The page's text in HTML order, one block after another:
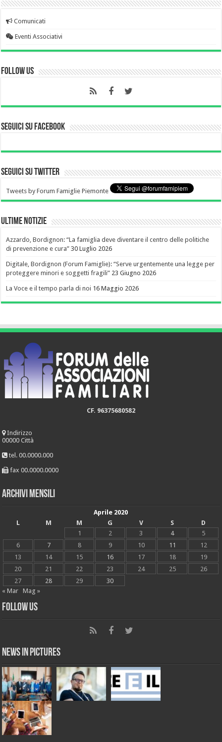
Comunicati
Eventi Associativi
Follow Us
Seguici su Facebook
Seguici su Twitter
Tweets by Forum Famiglie Piemonte
Ultime notizie
Azzardo, Bordignon: “La famiglia deve diventare il centro delle politiche
di prevenzione e cura” 30 Luglio 2026
Digitale, Bordignon (Forum Famiglie): “Serve urgentemente una legge per
proteggere minori e soggetti fragili” 23 Giugno 2026
La Voce e il tempo parla di noi 16 Maggio 2026
CF. 96375680582
Indirizzo
00000 Città
tel. 00.0000.000
fax 00.0000.0000
Archivi mensili
Aprile 2020
L
M M G V S
D
1
2 3 4
5
6
7 8 9 10 11
12
13
14 15 16 17 18
19
20
21 22 23 24 25
26
27
28 29
30
« Mar
Mag »
Follow Us
News in Pictures